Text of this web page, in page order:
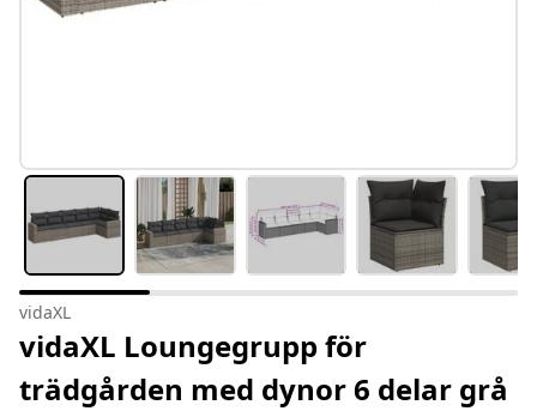
vidaXL
vidaXL Loungegrupp för
trädgården med dynor 6 delar grå